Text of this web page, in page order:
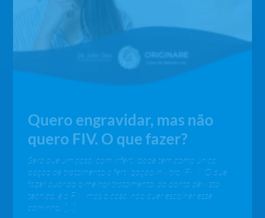
Quero engravidar, mas não
quero FIV. O que fazer?
Será que um casal com infertilidade tem como única
opção de tratamento a fertilização in vitro (FIV)? O que
fazer quando o melhor tratamento, do ponto de vista
técnico, é a FIV, mas o casal não quer escolher esse
caminho? […]